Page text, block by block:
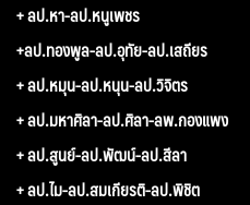
+ ลป.หา-ลป.หนูเพชร
+ลป.ทองพูล-ลป.อุทัย-ลป.เสถียร
+ ลป.หมุน-ลป.หนุน-ลป.วิจิตร
+ ลป.มหาศิลา-ลป.ศิลา-ลพ.กองแพง
+ ลป.สูนย์-ลป.พัฒน์-ลป.สีลา
+ ลป.ไม-ลป.สมเกียรติ-ลป.พิชิต